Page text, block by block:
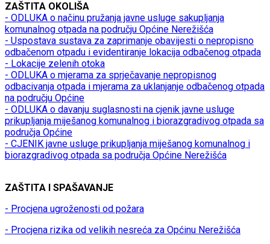
ZAŠTITA OKOLIŠA
- ODLUKA o načinu pružanja javne usluge sakupljanja
komunalnog otpada na području Općine Nerežišća
- Uspostava sustava za zaprimanje obavijesti o nepropisno
odbačenom otpadu i evidentiranje lokacija odbačenog otpada
- Lokacije zelenih otoka
- ODLUKA o mjerama za sprječavanje nepropisnog
odbacivanja otpada i mjerama za uklanjanje odbačenog otpada
na području Općine
- ODLUKA o davanju suglasnosti na cjenik javne usluge
prikupljanja miješanog komunalnog i biorazgradivog otpada sa
područja Općine
- CJENIK javne usluge prikupljanja miješanog komunalnog i
biorazgradivog otpada sa područja Općine Nerežišća
ZAŠTITA I SPAŠAVANJE
- Procjena ugroženosti od požara
- Procjena rizika od velikih nesreća za Općinu Nerežišća